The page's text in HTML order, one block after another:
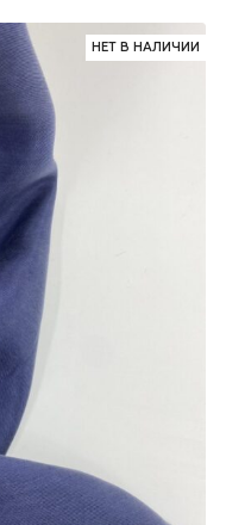
НЕТ В НАЛИЧИИ